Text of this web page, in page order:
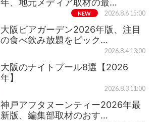
年、地元メディア取材の最…
NEW 2026.8.6 15:00
大阪ビアガーデン2026年版、注目
の食べ飲み放題をピック…
2026.8.4 13:00
大阪のナイトプール8選【2026
年】
2026.8.3 11:00
神戸アフタヌーンティー2026年最
新版、編集部取材のおす…